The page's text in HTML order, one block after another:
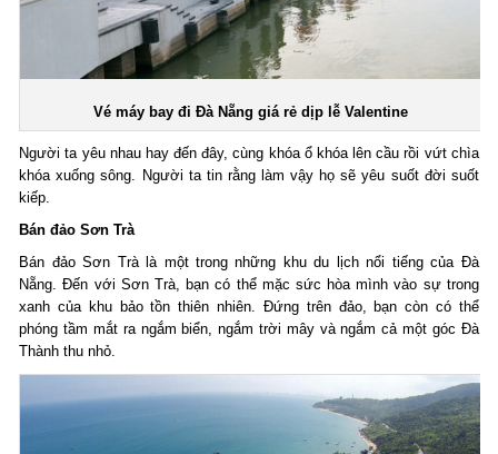
Vé máy bay đi Đà Nẵng giá rẻ dịp lễ Valentine
Người ta yêu nhau hay đến đây, cùng khóa ổ khóa lên cầu rồi vứt chìa
khóa xuống sông. Người ta tin rằng làm vậy họ sẽ yêu suốt đời suốt
kiếp.
Bán đảo Sơn Trà
Bán đảo Sơn Trà là một trong những khu du lịch nổi tiếng của Đà
Nẵng. Đến với Sơn Trà, bạn có thể mặc sức hòa mình vào sự trong
xanh của khu bảo tồn thiên nhiên. Đứng trên đảo, bạn còn có thể
phóng tầm mắt ra ngắm biển, ngắm trời mây và ngắm cả một góc Đà
Thành thu nhỏ.